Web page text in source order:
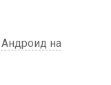
на